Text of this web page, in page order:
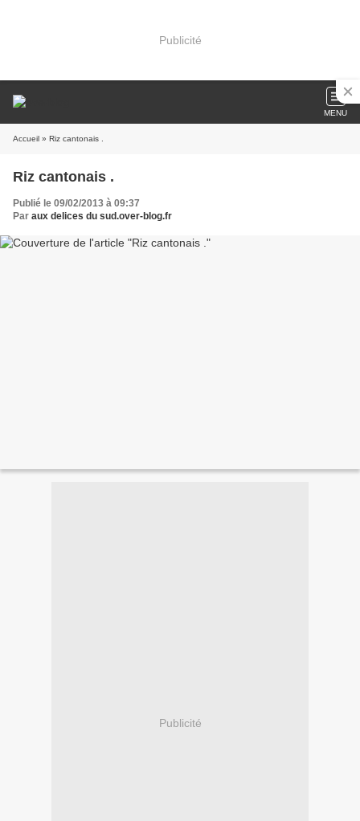
Publicité
MENU
Accueil » Riz cantonais .
Riz cantonais .
Publié le 09/02/2013 à 09:37
Par aux delices du sud.over-blog.fr
Publicité